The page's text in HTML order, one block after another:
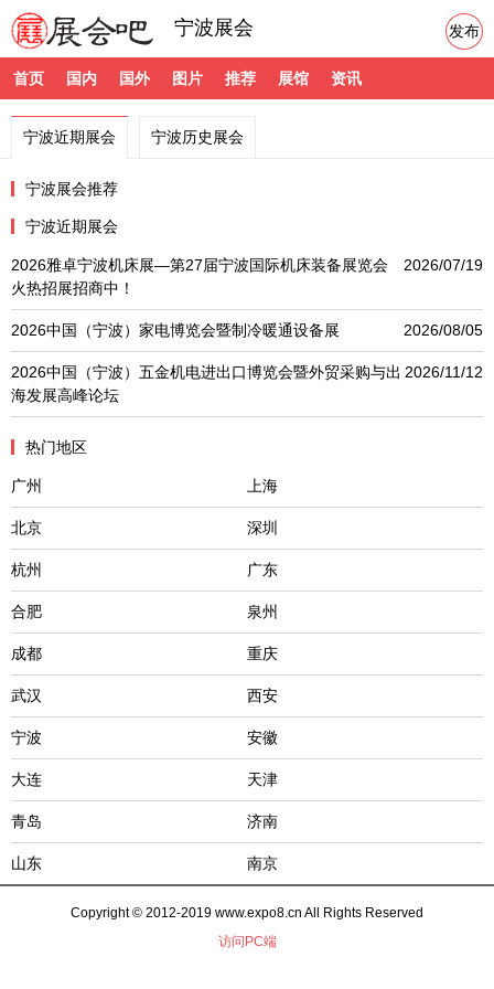
宁波展会
首页 国内 国外 图片 推荐 展馆 资讯
发布
宁波近期展会 宁波历史展会
宁波展会推荐
宁波近期展会
2026/07/19
2026雅卓宁波机床展—第27届宁波国际机床装备展览会
火热招展招商中！
2026/08/05
2026中国（宁波）家电博览会暨制冷暖通设备展
2026/11/12
2026中国（宁波）五金机电进出口博览会暨外贸采购与出
海发展高峰论坛
热门地区
广州 上海
北京 深圳
杭州 广东
合肥 泉州
成都 重庆
武汉 西安
宁波 安徽
大连 天津
青岛 济南
山东 南京
Copyright © 2012-2019 www.expo8.cn All Rights Reserved
访问PC端